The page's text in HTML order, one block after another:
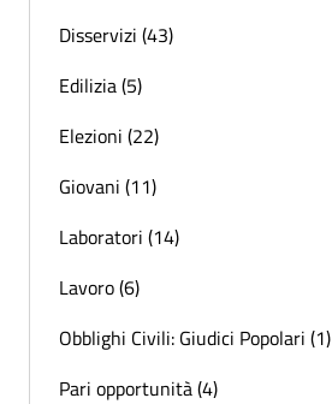
Disservizi (43)
Edilizia (5)
Elezioni (22)
Giovani (11)
Laboratori (14)
Lavoro (6)
Obblighi Civili: Giudici Popolari (1)
Pari opportunità (4)